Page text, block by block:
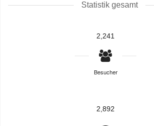
Statistik gesamt
2,241
Besucher
2,892